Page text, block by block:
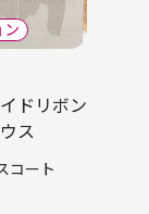
ドリボン
ス
コート